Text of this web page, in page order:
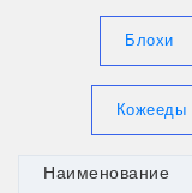
Блохи
Кожееды
Наименование